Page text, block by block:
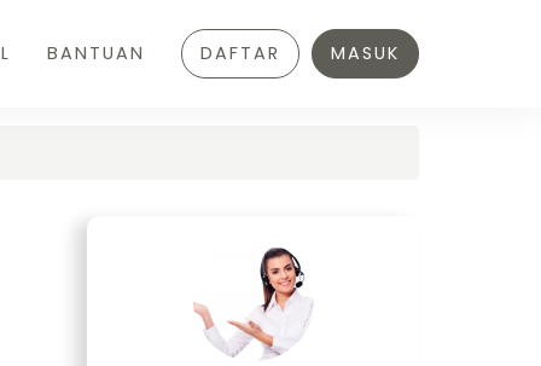
BANTUAN DAFTAR MASUK